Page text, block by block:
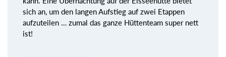
sich an, um den langen Aufstieg auf zwei Etappen
aufzuteilen … zumal das ganze Hüttenteam super nett
ist!